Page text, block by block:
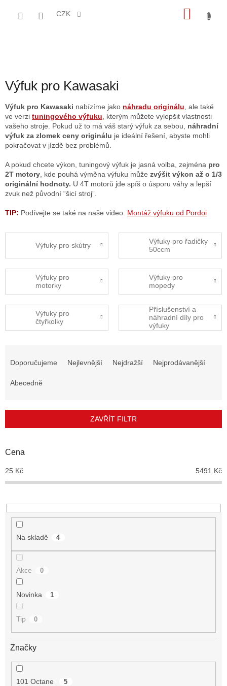
CZK
Výfuk pro Kawasaki
Výfuk pro Kawasaki nabízíme jako náhradu originálu , ale také
ve verzi tuningového výfuku , kterým můžete vylepšit vlastnosti
vašeho stroje. Pokud už to má váš starý výfuk za sebou, náhradní
výfuk za zlomek ceny originálu je ideální řešení, abyste mohli
pokračovat v jízdě bez problémů.
A pokud chcete výkon, tuningový výfuk je jasná volba, zejména pro
2T motory , kde pouhá výměna výfuku může zvýšit výkon až o 1/3
originální hodnoty. U 4T motorů jde spíš o úsporu váhy a lepší
zvuk než původní “šicí stroj”.
TIP: Podívejte se také na naše video: Montáž výfuku od Pordoi
Výfuky pro skútry
Výfuky pro řadičky
50ccm
Výfuky pro
motorky
Výfuky pro
mopedy
Výfuky pro
čtyřkolky
Příslušenství a
náhradní díly pro
výfuky
r
d
k
t
Doporučujeme Nejlevnější Nejdražší Nejprodávanější
Abecedně
ZAVŘÍT FILTR
Cena
25 Kč 5491 Kč
Na skladě 4
Akce 0
Novinka 1
Tip 0
Značky
101 Octane 5